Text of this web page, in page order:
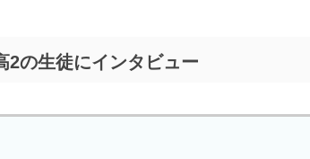
2の生徒にインタビュー